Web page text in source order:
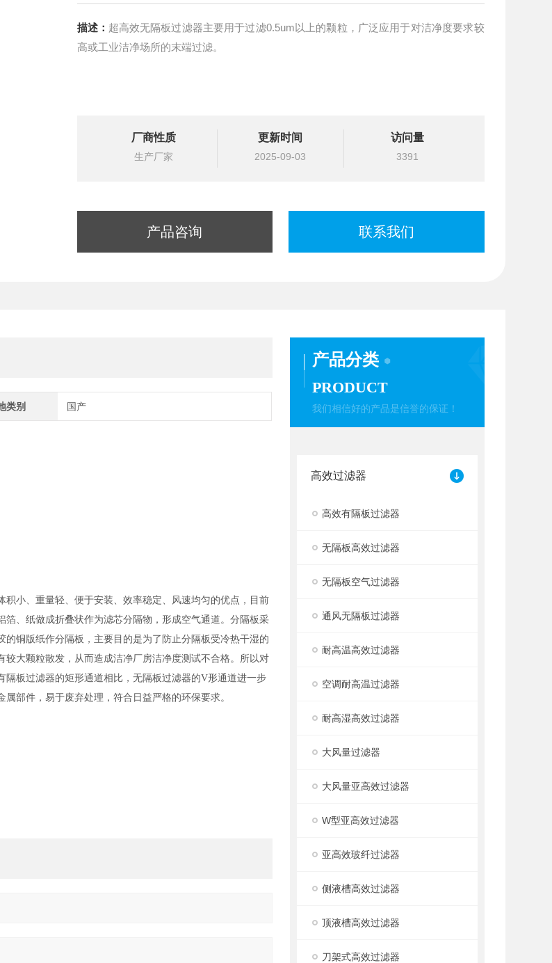
描述： 超高效无隔板过滤器主要用于过滤0.5um以上的颗粒，广泛应用于对洁净度要求较
高或工业洁净场所的末端过滤。
厂商性质
生产厂家
更新时间
2025-09-03
访问量
3391
产品咨询 联系我们
产品分类
PRODUCT
我们相信好的产品是信誉的保证！
高效过滤器
高效有隔板过滤器
无隔板高效过滤器
无隔板空气过滤器
通风无隔板过滤器
耐高温高效过滤器
空调耐高温过滤器
耐高湿高效过滤器
大风量过滤器
大风量亚高效过滤器
W型亚高效过滤器
亚高效玻纤过滤器
侧液槽高效过滤器
顶液槽高效过滤器
刀架式高效过滤器
类别 国产
小、重量轻、便于安装、效率稳定、风速均匀的优点，目前
、纸做成折叠状作为滤芯分隔物，形成空气通道。分隔板采
铜版纸作分隔板，主要目的是为了防止分隔板受冷热干湿的
大颗粒散发，从而造成洁净厂房洁净度测试不合格。所以对
板过滤器的矩形通道相比，无隔板过滤器的V形通道进一步
部件，易于废弃处理，符合日益严格的环保要求。